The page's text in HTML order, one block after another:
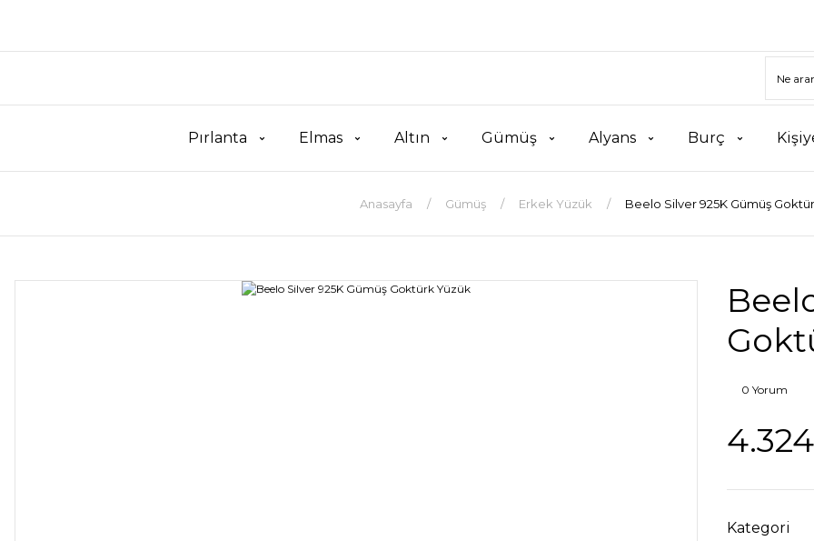
Pırlanta Elmas Altın Gümüş Alyans Burç
Anasayfa Gümüş Erkek Yüzük Beelo Silver 925K Gümüş
0 Yorum
Kategori